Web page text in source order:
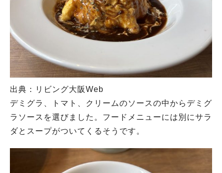
出典：リビング大阪Web
デミグラ、トマト、クリームのソースの中からデミグ
ラソースを選びました。フードメニューには別にサラ
ダとスープがついてくるそうです。